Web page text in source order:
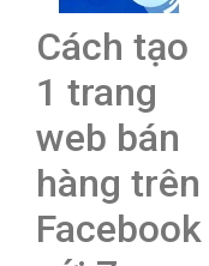
Cách tạo
1 trang
web bán
hàng trên
Facebook